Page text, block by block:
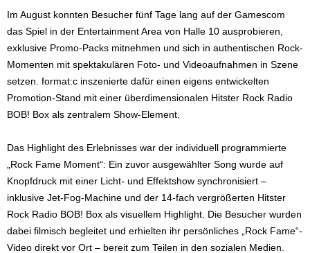
Im August konnten Besucher fünf Tage lang auf der Gamescom
das Spiel in der Entertainment Area von Halle 10 ausprobieren,
exklusive Promo-Packs mitnehmen und sich in authentischen Rock-
Momenten mit spektakulären Foto- und Videoaufnahmen in Szene
setzen. format:c inszenierte dafür einen eigens entwickelten
Promotion-Stand mit einer überdimensionalen Hitster Rock Radio
BOB! Box als zentralem Show-Element.
Das Highlight des Erlebnisses war der individuell programmierte
„Rock Fame Moment“: Ein zuvor ausgewählter Song wurde auf
Knopfdruck mit einer Licht- und Effektshow synchronisiert –
inklusive Jet-Fog-Machine und der 14-fach vergrößerten Hitster
Rock Radio BOB! Box als visuellem Highlight. Die Besucher wurden
dabei filmisch begleitet und erhielten ihr persönliches „Rock Fame“-
Video direkt vor Ort – bereit zum Teilen in den sozialen Medien.